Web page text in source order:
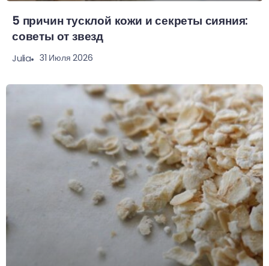
5 причин тусклой кожи и секреты сияния:
советы от звезд
Julia 31 Июля 2026